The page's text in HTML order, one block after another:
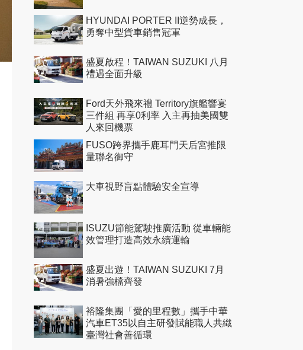
HYUNDAI PORTER II逆勢成長，
勇奪中型貨車銷售冠軍
盛夏啟程！TAIWAN SUZUKI 八月
禮遇全面升級
Ford天外飛來禮 Territory旗艦響宴
三件組 再享0利率 入主再抽美國雙
人來回機票
FUSO跨界攜手鹿耳門天后宮推限
量聯名御守
大車視野盲點體驗安全宣導
ISUZU節能駕駛推廣活動 從車輛能
效管理打造高效永續運輸
盛夏出遊！TAIWAN SUZUKI 7月
消暑強檔齊發
裕隆集團「愛的里程數」攜手中華
汽車ET35以自主研發賦能職人共織
臺灣社會善循環